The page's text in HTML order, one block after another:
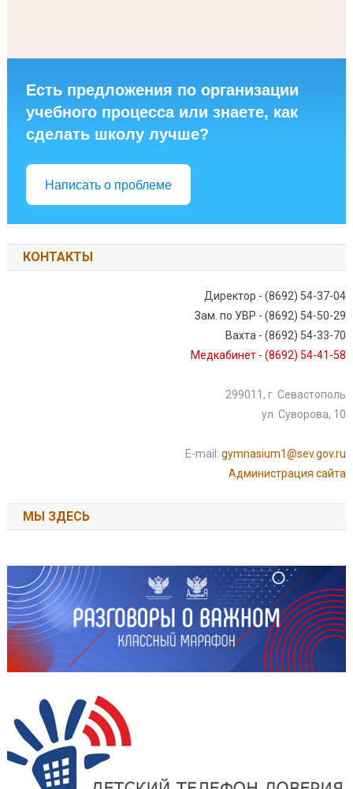
Есть предложения по организации
учебного процесса или знаете, как
сделать школу лучше?
Написать о проблеме
КОНТАКТЫ
Директор - (8692) 54-37-04
Зам. по УВР - (8692) 54-50-29
Вахта - (8692) 54-33-70
Медкабинет - (8692) 54-41-58
299011, г. Севастополь
ул. Суворова, 10
E-mail:gymnasium1@sev.gov.ru
Администрация сайта
МЫ ЗДЕСЬ